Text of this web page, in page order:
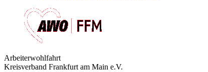
Arbeiterwohlfahrt
Kreisverband Frankfurt am Main e.V.